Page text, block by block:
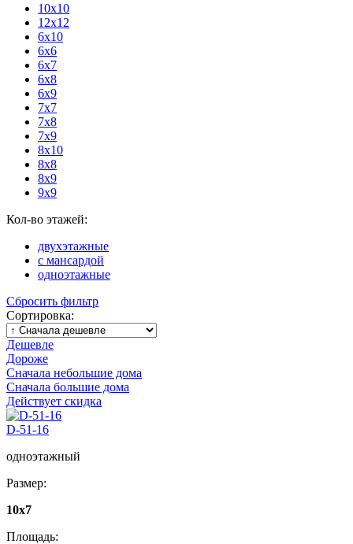
10x10
12x12
6x10
6x6
6x7
6x8
6x9
7x7
7x8
7x9
8x10
8x8
8x9
9x9
Кол-во этажей:
двухэтажные
с мансардой
одноэтажные
Сбросить фильтр
Сортировка:
Дешевле
Дороже
Сначала небольшие дома
Сначала большие дома
Действует скидка
D-51-16
одноэтажный
Размер:
10х7
Площадь: